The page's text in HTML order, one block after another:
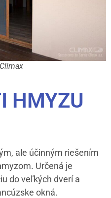
HMYZU
ale účinným riešením
Určená je
do veľkých dverí a
okná.